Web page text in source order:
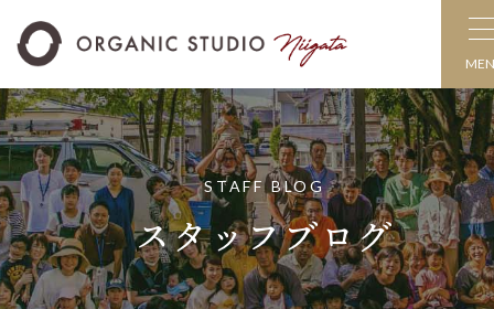
STAFF BLOG
スタッフブログ